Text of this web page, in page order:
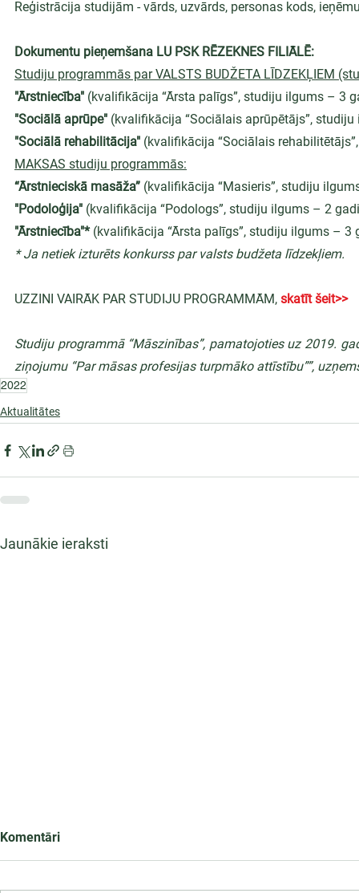
Reģistrācija studijām - vārds, uzvārds, personas kods,
Dokumentu pieņemšana LU PSK RĒZEKNES FILIĀLĒ:
Studiju programmās par VALSTS BUDŽETA LĪDZEKĻIEM
"Ārstniecība" (kvalifikācija “Ārsta palīgs”, studiju ilgums – 3
"Sociālā aprūpe" (kvalifikācija “Sociālais aprūpētājs”,
"Sociālā rehabilitācija" (kvalifikācija “Sociālais
MAKSAS studiju programmās:
“Ārstnieciskā masāža” (kvalifikācija “Masieris”, studiju
"Podoloģija" (kvalifikācija “Podologs”, studiju ilgums – 2
"Ārstniecība"* (kvalifikācija “Ārsta palīgs”, studiju ilgums – 3
* Ja netiek izturēts konkurss par valsts budžeta līdzekļiem.
UZZINI VAIRĀK PAR STUDIJU PROGRAMMĀM, skatīt šeit>>
Studiju programmā “Māszinības”, pamatojoties uz 2019.
ziņojumu “Par māsas profesijas turpmāko attīstību””,
2022
Aktualitātes
Jaunākie ieraksti
Komentāri